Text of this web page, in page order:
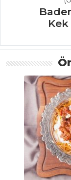
İçecekler
Tarifleri
PASTA
Limonlu
Ricotta
Kek Tarifi,
Yapılır?
İki
Meyveli Kek
Nasıl
Ay
Kek